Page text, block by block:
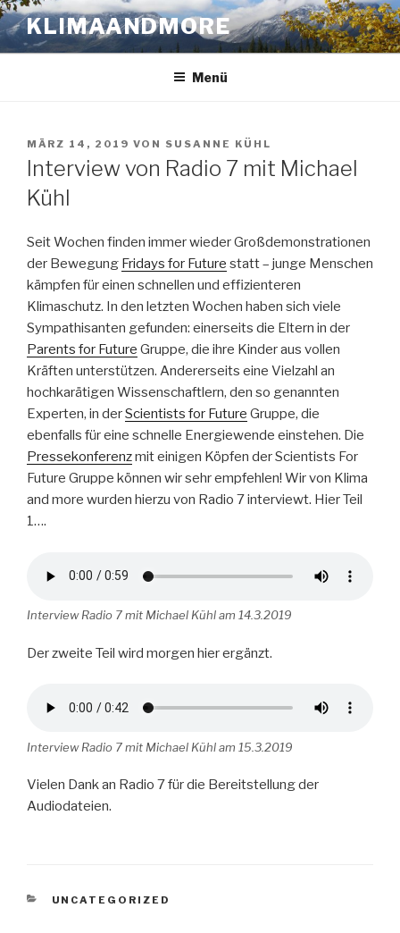
Zum
Inhalt
springen
KLIMAANDMORE
Menü
VERÖFFENTLICHT
AM
MÄRZ 14, 2019 VON SUSANNE KÜHL
Interview von Radio 7 mit Michael
Kühl
Seit Wochen finden immer wieder Großdemonstrationen
der Bewegung Fridays for Future statt – junge Menschen
kämpfen für einen schnellen und effizienteren
Klimaschutz. In den letzten Wochen haben sich viele
Sympathisanten gefunden: einerseits die Eltern in der
Parents for Future Gruppe, die ihre Kinder aus vollen
Kräften unterstützen. Andererseits eine Vielzahl an
hochkarätigen Wissenschaftlern, den so genannten
Experten, in derScientists for Future Gruppe, die
ebenfalls für eine schnelle Energiewende einstehen. Die
Pressekonferenzmit einigen Köpfen der Scientists For
Future Gruppe können wir sehr empfehlen! Wir von Klima
and more wurden hierzu von Radio 7 interviewt. Hier Teil
1….
Interview Radio 7 mit Michael Kühl am 14.3.2019
Der zweite Teil wird morgen hier ergänzt.
Interview Radio 7 mit Michael Kühl am 15.3.2019
Vielen Dank an Radio 7 für die Bereitstellung der
Audiodateien.
KATEGORIEN
UNCATEGORIZED